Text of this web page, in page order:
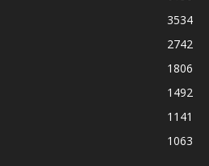
3534
2742
1806
1492
1141
1063